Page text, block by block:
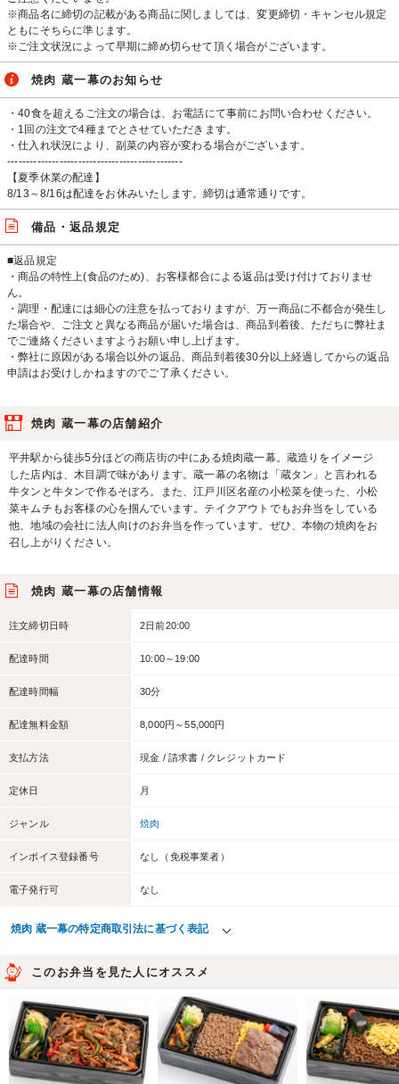
※商品名に締切の記載がある商品に関しましては、変更締切・キャンセル規定
ともにそちらに準じます。
※ご注文状況によって早期に締め切らせて頂く場合がございます。
焼肉 蔵一幕のお知らせ
・40食を超えるご注文の場合は、お電話にて事前にお問い合わせください。
・1回の注文で4種までとさせていただきます。
・仕入れ状況により、副菜の内容が変わる場合がございます。
-----------------------------------------------
【夏季休業の配達】
8/13～8/16は配達をお休みいたします。締切は通常通りです。
備品・返品規定
■返品規定
・商品の特性上(食品のため)、お客様都合による返品は受け付けておりませ
ん。
・調理・配達には細心の注意を払っておりますが、万一商品に不都合が発生し
た場合や、ご注文と異なる商品が届いた場合は、商品到着後、ただちに弊社ま
でご連絡くださいますようお願い申し上げます。
・弊社に原因がある場合以外の返品、商品到着後30分以上経過してからの返品
申請はお受けしかねますのでご了承ください。
焼肉 蔵一幕の店舗紹介
平井駅から徒歩5分ほどの商店街の中にある焼肉蔵一幕。蔵造りをイメージ
した店内は、木目調で味があります。蔵一幕の名物は「蔵タン」と言われる
牛タンと牛タンで作るそぼろ。また、江戸川区名産の小松菜を使った、小松
菜キムチもお客様の心を掴んでいます。テイクアウトでもお弁当をしている
他、地域の会社に法人向けのお弁当を作っています。ぜひ、本物の焼肉をお
召し上がりください。
焼肉 蔵一幕の店舗情報
注文締切日時 2日前20:00
配達時間 10:00～19:00
配達時間幅 30分
配達無料金額 8,000円～55,000円
支払方法 現金 / 請求書 / クレジットカード
定休日 月
ジャンル 焼肉
インボイス登録番号 なし（免税事業者）
電子発行可 なし
焼肉 蔵一幕の特定商取引法に基づく表記
このお弁当を見た人にオススメ